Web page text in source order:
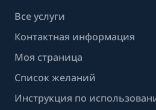
Все услуги
Контактная информация
Моя страница
Список желаний
Инструкция по